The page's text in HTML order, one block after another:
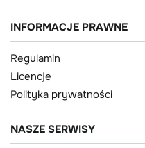
INFORMACJE PRAWNE
Regulamin
Licencje
Polityka prywatności
NASZE SERWISY